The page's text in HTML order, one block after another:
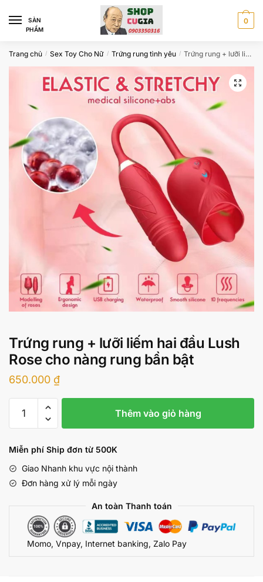
navigation
content
SÀN
PHẨM
0
Trang chủ / Sex Toy Cho Nữ / Trứng rung tình yêu / Trứng rung + lưỡi liếm hai đầu Lush Rose cho nàng rung bần bật
Trứng rung + lưỡi liếm hai đầu Lush
Rose cho nàng rung bần bật
650.000 ₫
rung
lưỡi
hai
đầu
nàng
Thêm vào giỏ hàng
Miễn phí Ship đơn từ 500K
Giao Nhanh khu vực nội thành
Đơn hàng xử lý mỗi ngày
An toàn Thanh toán
Momo, Vnpay, Internet banking, Zalo Pay